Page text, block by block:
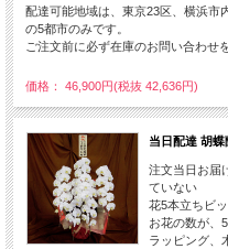
配達可能地域は、東京23区、横浜市
の5都市のみです。
ご注文前に必ず在庫のお問い合わせ
価格： 46,900円(税抜 42,636円)
当日配達 胡蝶
注文当日お届
ていない
花5本立ちビ
お花の数が、
ラッピング、